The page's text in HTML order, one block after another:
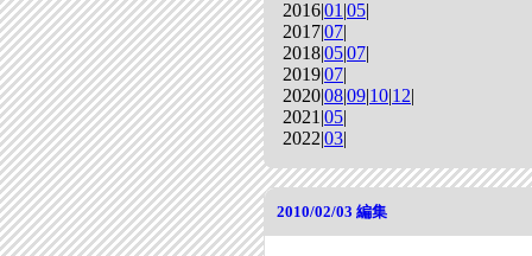
2016|01 |05|
2017|07|
2018|05|07|
2019|07|
2020|08|09|10|12|
2021|05|
2022|03|
2010/02/03 編集